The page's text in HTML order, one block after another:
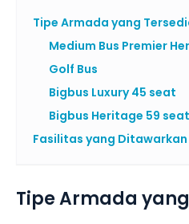
Tipe Armada yang
Medium Bus Premier
Golf Bus
Bigbus Luxury 45 seat
Bigbus Heritage 59 seat
Fasilitas yang Ditawarkan
Tipe Armada